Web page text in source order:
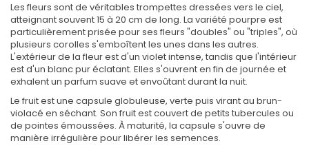
Les fleurs sont de véritables trompettes dressées vers le ciel,
atteignant souvent 15 à 20 cm de long. La variété pourpre est
particulièrement prisée pour ses fleurs "doubles" ou "triples", où
plusieurs corolles s'emboîtent les unes dans les autres.
L'extérieur de la fleur est d'un violet intense, tandis que l'intérieur
est d'un blanc pur éclatant. Elles s'ouvrent en fin de journée et
exhalent un parfum suave et envoûtant durant la nuit.
Le fruit est une capsule globuleuse, verte puis virant au brun-
violacé en séchant. Son fruit est couvert de petits tubercules ou
de pointes émoussées. À maturité, la capsule s'ouvre de
manière irrégulière pour libérer les semences.